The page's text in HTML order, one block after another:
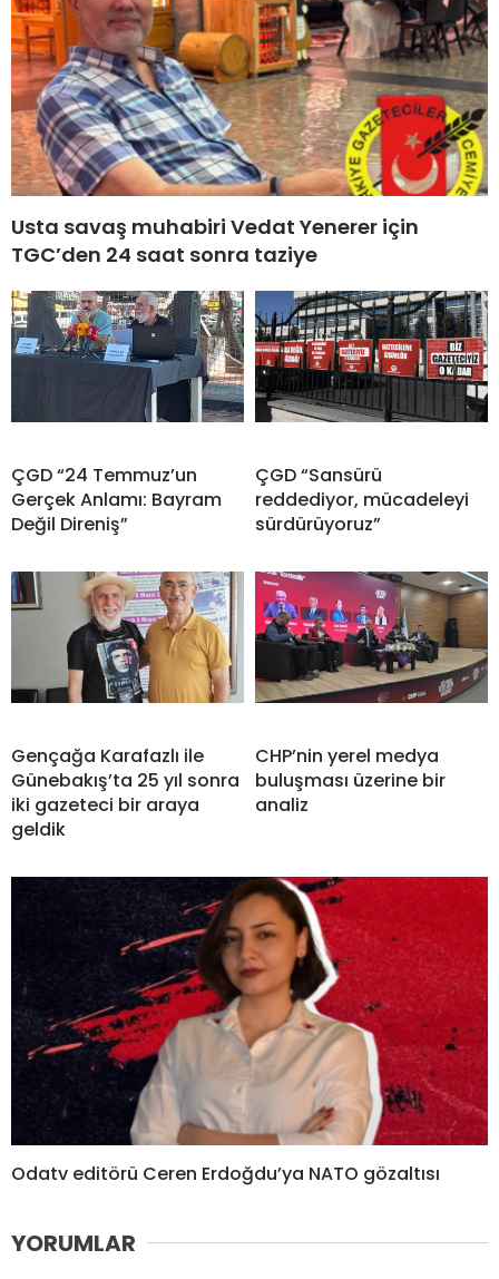
Usta savaş muhabiri Vedat Yenerer için
TGC’den 24 saat sonra taziye
ÇGD “24 Temmuz’un
Gerçek Anlamı: Bayram
Değil Direniş”
ÇGD “Sansürü
reddediyor, mücadeleyi
sürdürüyoruz”
Gençağa Karafazlı ile
Günebakış’ta 25 yıl sonra
iki gazeteci bir araya
geldik
CHP’nin yerel medya
buluşması üzerine bir
analiz
Odatv editörü Ceren Erdoğdu’ya NATO gözaltısı
YORUMLAR